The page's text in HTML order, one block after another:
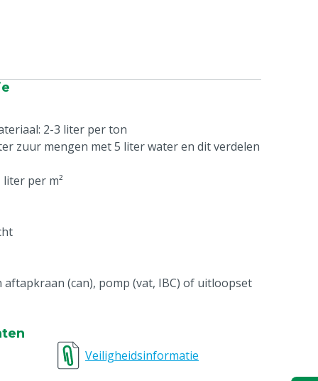
2-3 liter per ton
zuur mengen met 5 liter water en dit verdelen
per m²
(can), pomp (vat, IBC) of uitloopset
Veiligheidsinformatie